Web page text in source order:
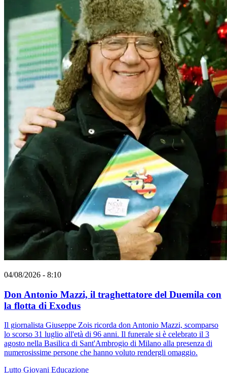
04/08/2026 - 8:10
Don Antonio Mazzi, il traghettatore del Duemila con
la flotta di Exodus
Il giornalista Giuseppe Zois ricorda don Antonio Mazzi, scomparso
lo scorso 31 luglio all'età di 96 anni. Il funerale si è celebrato il 3
agosto nella Basilica di Sant'Ambrogio di Milano alla presenza di
numerosissime persone che hanno voluto rendergli omaggio.
Lutto Giovani Educazione